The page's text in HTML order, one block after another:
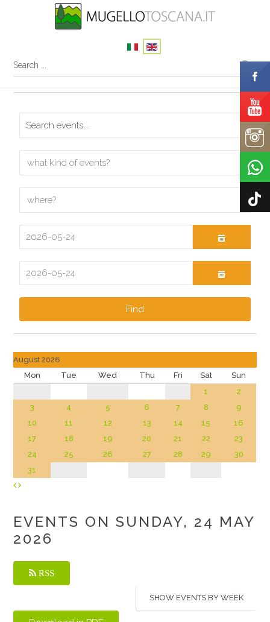
Find
August 2026
Mon
Tue Wed Thu Fri Sat
Sun
1
2
3
4 5 6 7 8
9
10
11 12 13 14 15
16
17
18 19 20 21 22
23
24
25 26 27 28 29
30
31
EVENTS ON SUNDAY, 24 MAY
2026
RSS
SHOW EVENTS BY WEEK